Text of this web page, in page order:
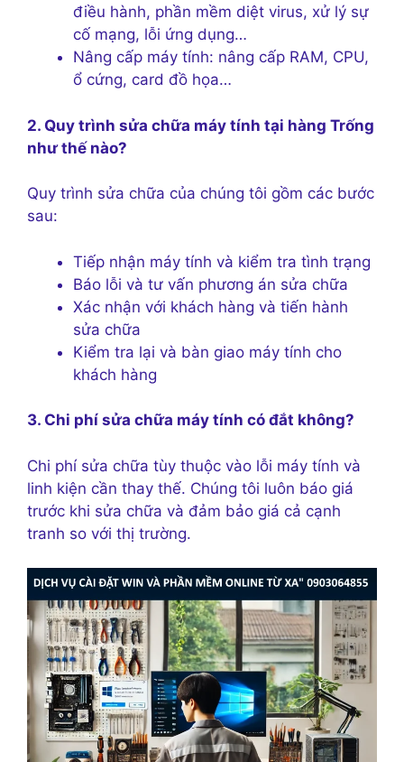
điều hành, phần mềm diệt virus, xử lý sự
cố mạng, lỗi ứng dụng…
Nâng cấp máy tính: nâng cấp RAM, CPU,
ổ cứng, card đồ họa…
2. Quy trình sửa chữa máy tính tại hàng Trống
như thế nào?
Quy trình sửa chữa của chúng tôi gồm các bước
sau:
Tiếp nhận máy tính và kiểm tra tình trạng
Báo lỗi và tư vấn phương án sửa chữa
Xác nhận với khách hàng và tiến hành
sửa chữa
Kiểm tra lại và bàn giao máy tính cho
khách hàng
3. Chi phí sửa chữa máy tính có đắt không?
Chi phí sửa chữa tùy thuộc vào lỗi máy tính và
linh kiện cần thay thế. Chúng tôi luôn báo giá
trước khi sửa chữa và đảm bảo giá cả cạnh
tranh so với thị trường.